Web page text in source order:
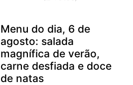
Menu do dia, 6 de
agosto: salada
magnífica de verão,
carne desfiada e doce
de natas